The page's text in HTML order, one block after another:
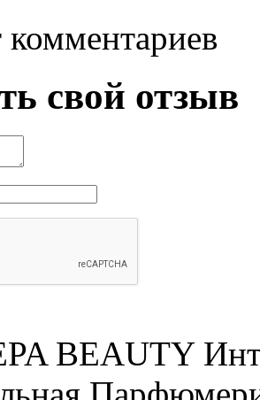
свой отзыв
BEAUTY